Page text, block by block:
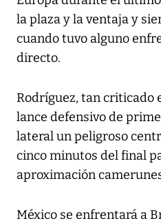
la plaza y la ventaja y
cuando tuvo alguno
directo.
Rodríguez, tan criticado
lance defensivo de
lateral un peligroso
cinco minutos del final
aproximación
México se enfrentará a